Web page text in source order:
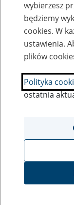
Nazwa zakładu pracy:
SZUKAJ
Ukryj
wybierzesz
będziemy
cookies. W
ustawienia.
plików
Polityka
ostatnia